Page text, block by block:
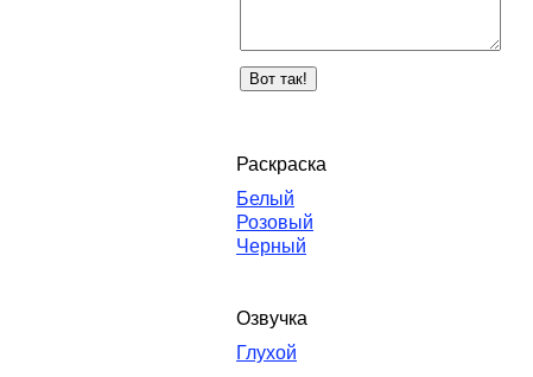
Раскраска
Белый
Розовый
Черный
Озвучка
Глухой